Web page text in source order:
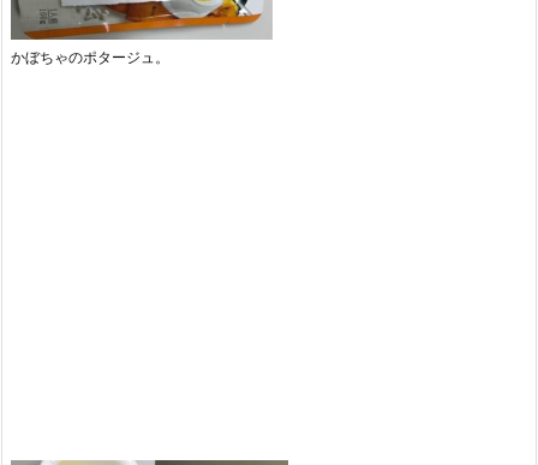
かぼちゃのポタージュ。